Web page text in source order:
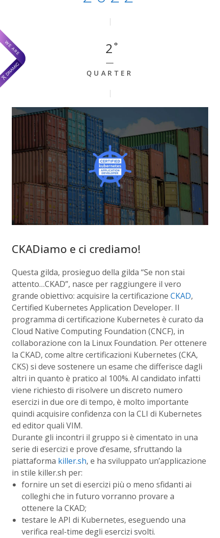
2
QUARTER
CKADiamo e ci crediamo!
Questa gilda, prosieguo della gilda “Se non stai
attento…CKAD”, nasce per raggiungere il vero
grande obiettivo: acquisire la certificazione CKAD,
Certified Kubernetes Application Developer. Il
programma di certificazione Kubernetes è curato da
Cloud Native Computing Foundation (CNCF), in
collaborazione con la Linux Foundation. Per ottenere
la CKAD, come altre certificazioni Kubernetes (CKA,
CKS) si deve sostenere un esame che differisce dagli
altri in quanto è pratico al 100%. Al candidato infatti
viene richiesto di risolvere un discreto numero
esercizi in due ore di tempo, è molto importante
quindi acquisire confidenza con la CLI di Kubernetes
ed editor quali VIM.
Durante gli incontri il gruppo si è cimentato in una
serie di esercizi e prove d’esame, sfruttando la
piattaforma killer.sh, e ha sviluppato un’applicazione
in stile killer.sh per:
fornire un set di esercizi più o meno sfidanti ai
colleghi che in futuro vorranno provare a
ottenere la CKAD;
testare le API di Kubernetes, eseguendo una
verifica real-time degli esercizi svolti.